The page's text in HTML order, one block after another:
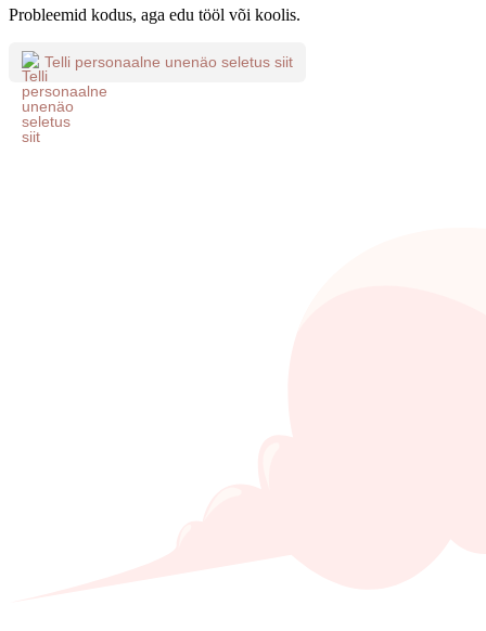
Probleemid kodus, aga edu tööl või koolis.
Telli personaalne unenäo seletus siit